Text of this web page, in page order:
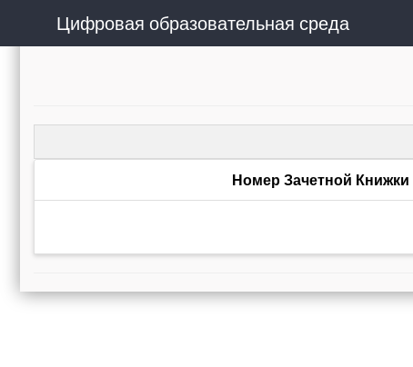
Цифровая образовательная среда
Номер Зачетной Книжки